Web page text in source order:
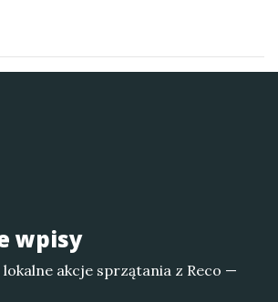
wpisy
akcje sprzątania z Reco —